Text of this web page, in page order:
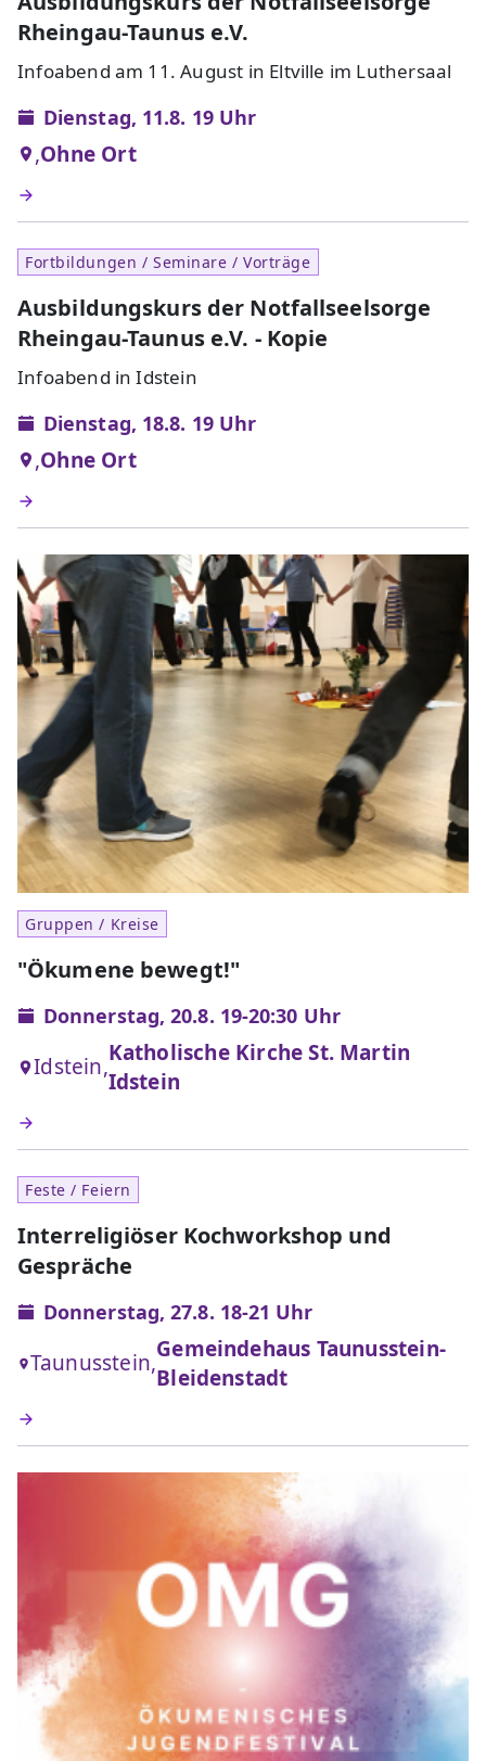
Rheingau-Taunus e.V.
Infoabend am 11. August in Eltville im Luthersaal
Dienstag, 11.8. 19 Uhr
,Ohne Ort
Fortbildungen / Seminare / Vorträge
Ausbildungskurs der Notfallseelsorge
Rheingau-Taunus e.V. - Kopie
Infoabend in Idstein
Dienstag, 18.8. 19 Uhr
,Ohne Ort
Gruppen / Kreise
"Ökumene bewegt!"
Donnerstag, 20.8. 19-20:30 Uhr
Idstein,
Katholische Kirche St. Martin
Idstein
Feste / Feiern
Interreligiöser Kochworkshop und
Gespräche
Donnerstag, 27.8. 18-21 Uhr
Taunusstein,
Gemeindehaus Taunusstein-
Bleidenstadt